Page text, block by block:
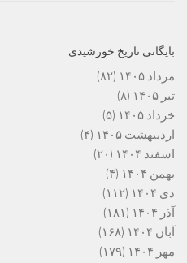
بایگانی تاریخ خورشیدی
مرداد ۱۴۰۵
(۸۲)
تیر ۱۴۰۵
(۸)
خرداد ۱۴۰۵
(۵)
اردیبهشت ۱۴۰۵
(۴)
اسفند ۱۴۰۴
(۲۰)
بهمن ۱۴۰۴
(۴)
دی ۱۴۰۴
(۱۱۲)
آذر ۱۴۰۴
(۱۸۱)
آبان ۱۴۰۴
(۱۶۸)
مهر ۱۴۰۴
(۱۷۹)